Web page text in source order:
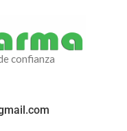
confianza